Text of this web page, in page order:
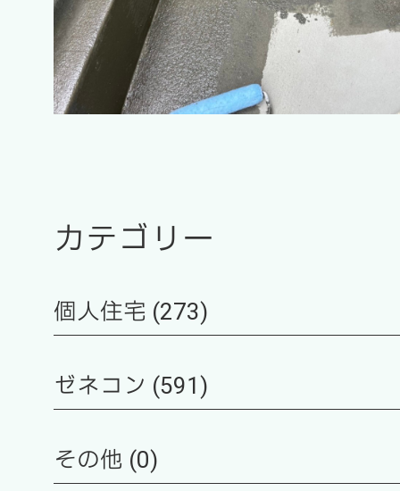
カテゴリー
個人住宅 (273)
ゼネコン (591)
その他 (0)